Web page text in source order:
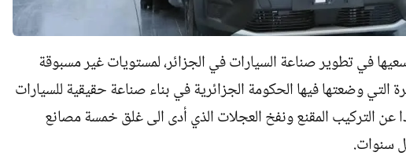
في تطوير صناعة السيارات في الجزائر، لمستويات غير مسبوقة
التي وضعتها فيها الحكومة الجزائرية في بناء صناعة حقيقية للسيارات
عن التركيب المقنع ونفخ العجلات الذي أدى الى غلق خمسة مصانع
سنوات.